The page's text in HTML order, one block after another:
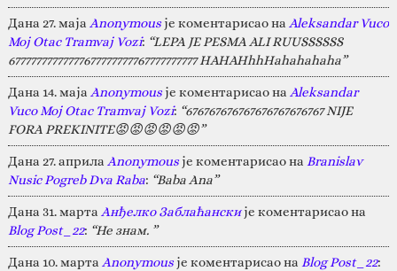
Дана 27. маја Anonymousје коментарисао на Aleksandar Vuco
Moj Otac Tramvaj Vozi: “LEPA JE PESMA ALI RUUSSSSSS
67777777777777677777777767777777777 HAHAHhhHahahahaha”
Дана 14. маја Anonymousје коментарисао на Aleksandar
Vuco Moj Otac Tramvaj Vozi: “676767676767676767676767 NIJE
FORA PREKINITE😡😡😡😡😡😡”
Дана 27. априла Anonymousје коментарисао на Branislav
Nusic Pogreb Dva Raba: “Baba Ana”
Дана 31. марта Анђелко Заблаћанскије коментарисао на
Blog Post_22: “Не знам. ”
Дана 10. марта Anonymousје коментарисао на Blog Post_22: